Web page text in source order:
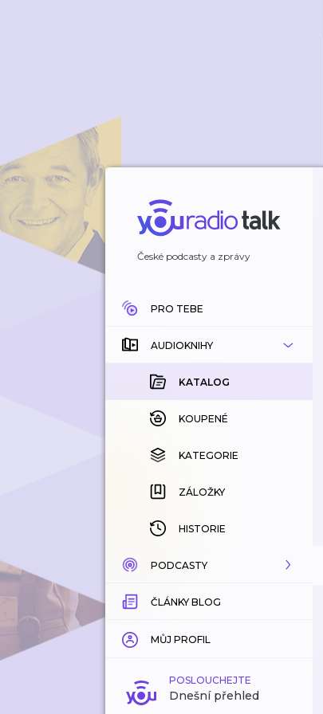
České podcasty a zprávy
PRO TEBE
AUDIOKNIHY
KATALOG
KOUPENÉ
KATEGORIE
ZÁLOŽKY
HISTORIE
PODCASTY
KATALOG
KATEGORIE
ZÁLOŽKY
ČLÁNKY BLOG
MŮJ PROFIL
POSLOUCHEJTE
Dnešní přehled